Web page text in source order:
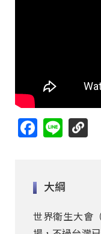
Facebook
Line
大綱
世界衛生大會